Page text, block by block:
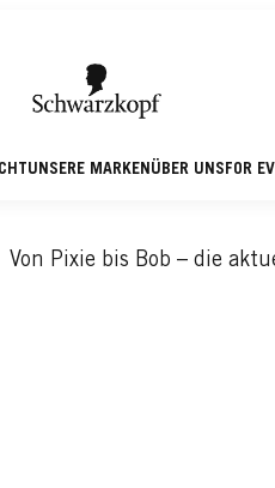
UNSERE MARKENÜBER UNSFOR
Von Pixie bis Bob – die